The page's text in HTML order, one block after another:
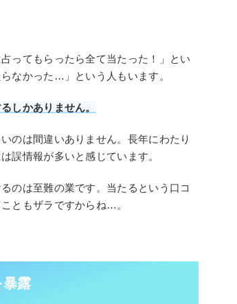
ってもらったら全て当たった！」とい
なかった…」という人もいます。
しかありません。
のは間違いありません。長年にわたり
誤情報が多いと感じています。
のは至難の業です。当たるという口コ
ともザラですからね…。
暴露